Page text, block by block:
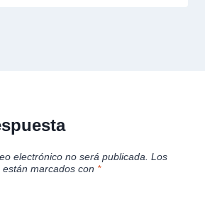
electrónico no será publicada. Los
marcados con *